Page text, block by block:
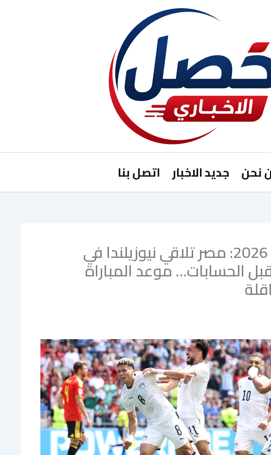
نحن جديد الاخبار اتصل بنا
كأس العالم 2026: مصر تلاقي نيوزيلندا في
الحسابات… موعد المباراة